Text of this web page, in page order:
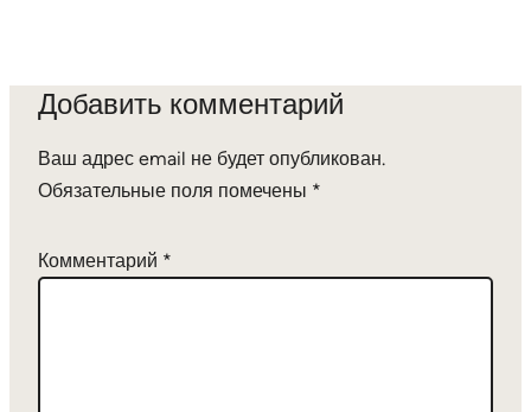
Добавить комментарий
Ваш адрес email не будет опубликован.
Обязательные поля помечены *
Комментарий *